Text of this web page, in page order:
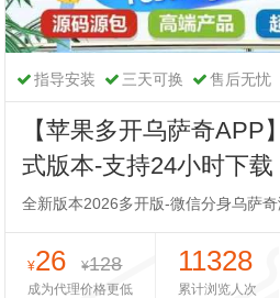
指导安装 三天可换 售后无忧
【苹果多开乌萨奇APP
式版本-支持24小时下载
全新版本2026多开版-微信分身乌萨
¥26 ¥128
成为代理价格更低
11328
累计浏览人次